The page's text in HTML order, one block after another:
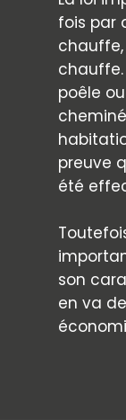
fois par
chauffe.
poêle
preuve
été
son
en va